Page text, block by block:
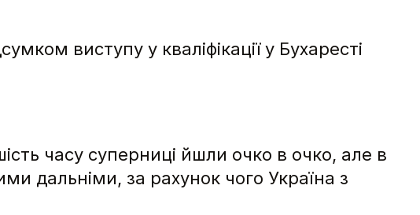
виступу у кваліфікації у Бухаресті
часу суперниці йшли очко в очко, але в
дальніми, за рахунок чого Україна з